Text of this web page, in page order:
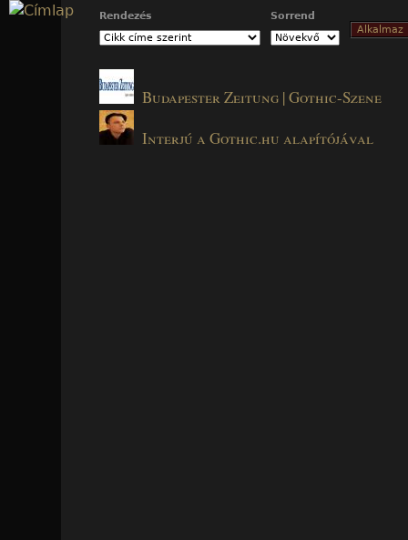
Jump to navigation
Rendezés Sorrend
Budapester Zeitung | Gothic-Szene
Interjú a Gothic.hu alapítójával